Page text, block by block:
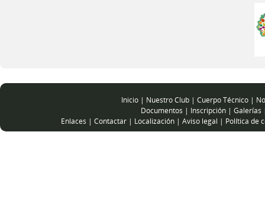
Inicio | Nuestro Club | Cuerpo Técnico |
Documentos | Inscripción | Galerías
Enlaces | Contactar | Localización | Aviso legal | Política de